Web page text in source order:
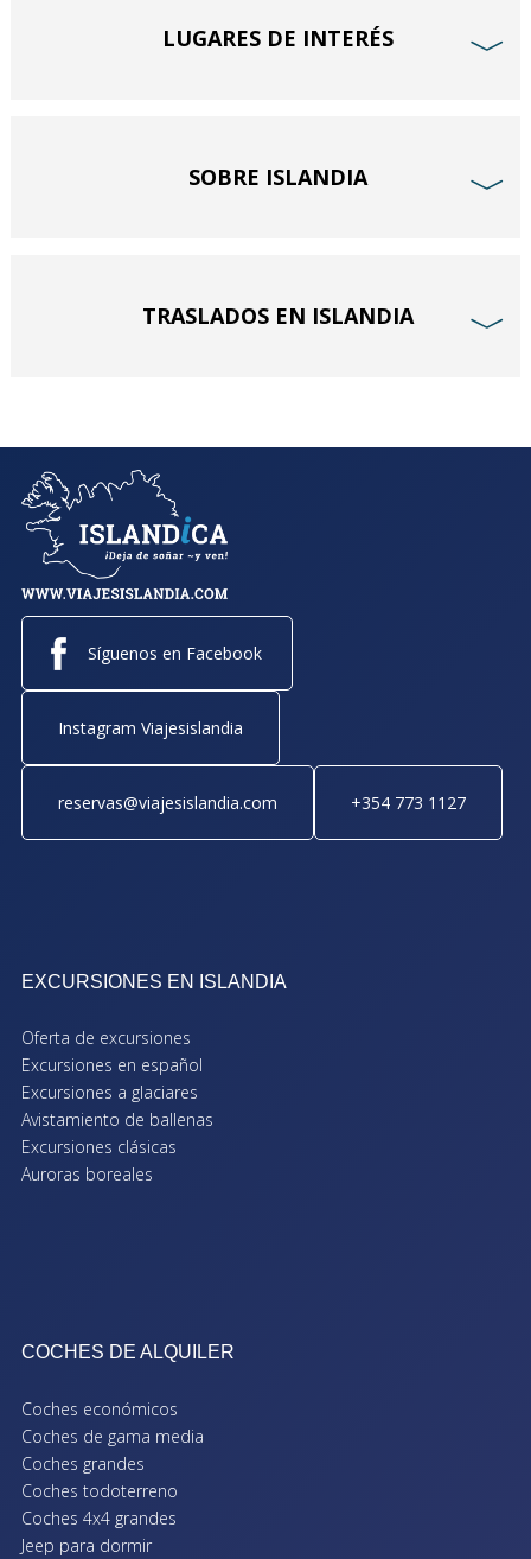
LUGARES DE INTERÉS ﹀
SOBRE ISLANDIA ﹀
TRASLADOS EN ISLANDIA ﹀
Síguenos en Facebook
Instagram Viajesislandia
reservas@viajesislandia.com +354 773 1127
EXCURSIONES EN ISLANDIA
Oferta de excursiones
Excursiones en español
Excursiones a glaciares
Avistamiento de ballenas
Excursiones clásicas
Auroras boreales
COCHES DE ALQUILER
Coches económicos
Coches de gama media
Coches grandes
Coches todoterreno
Coches 4x4 grandes
Jeep para dormir